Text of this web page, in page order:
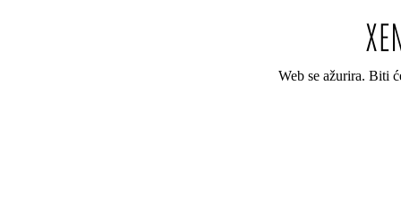
Web se ažurira. Biti